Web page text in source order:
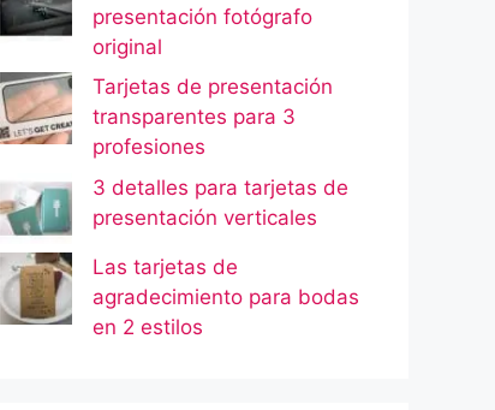
presentación fotógrafo
original
Tarjetas de presentación
transparentes para 3
profesiones
3 detalles para tarjetas de
presentación verticales
Las tarjetas de
agradecimiento para bodas
en 2 estilos